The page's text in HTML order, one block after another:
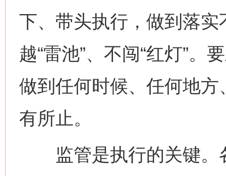
下、带头执行，做到落
越“雷池”、不闯“红灯”。
做到任何时候、任何地
有所止。
监管是执行的关键。